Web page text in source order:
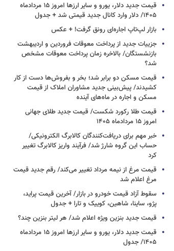
قیمت جدید دلار، یورو و سایر ارزها امروز ۱۵ مردادماه
۱۴۰۵/ دلار وارد کانال جدید قیمتی شد + جدول
بازار لپ‌تاپ اجاره‌ای رونق گرفت! + عکس
جزییات جدید از پرداخت معوقات فروردین و اردیبهشت
بازنشستگان/ بالاخره زمان پرداخت معوقات مشخص
شد؟
قیمت مسکن دو برابر شد؛ بخر و بفروش‌ها دست از کار
کشیدند/ پیش‌بینی جدید مشاوران املاک از قیمت
مسکن و اجاره‌ در ماه‌های آینده
قیمت طلا رکورد شکست/ قیمت جدید طلای جهانی
امروز ۱۵ مردادماه ۱۴۰۵
خبر مهم برای دریافت‌کنندگان کالابرگ الکترونیکی/
حساب این گروه شارژ شد/ فرآیند واریز کالابرگ تغییر
کرد
قیمت مرغ از نیمه مرداد تغییر می‌کند/ رقم جدید قیمت
مرغ اعلام شد
سقوط آزاد قیمت خودرو در بازار/ آخرین قیمت پراید،
پژو، ساینا، شاهین، کوییک و تارا + جدول
قیمت جدید بنزین ویژه اعلام شد/ هر لیتر بنزین چند؟
قیمت جدید دلار، یورو و سایر ارزها امروز ۱۵ مردادماه
۱۴۰۵/ جدول